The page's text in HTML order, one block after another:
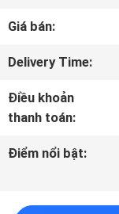
VỀ
CHÚNG
TÔI
CHUYẾN
THAM
Giá bán:
Delivery Time:
Điều khoản
thanh toán:
Điểm nổi bật: